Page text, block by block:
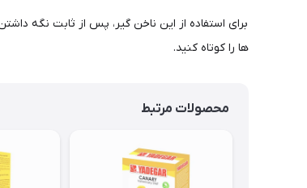
ها را کوتاه کنید.
محصولات مرتبط